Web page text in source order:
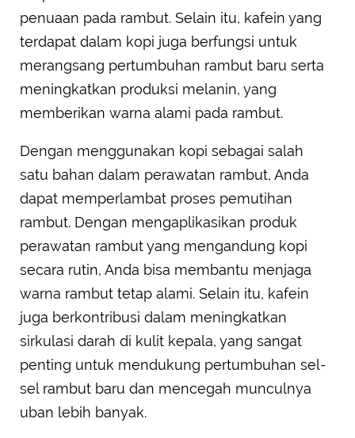
penuaan pada rambut. Selain itu, kafein yang
terdapat dalam kopi juga berfungsi untuk
merangsang pertumbuhan rambut baru serta
meningkatkan produksi melanin, yang
memberikan warna alami pada rambut.
Dengan menggunakan kopi sebagai salah
satu bahan dalam perawatan rambut, Anda
dapat memperlambat proses pemutihan
rambut. Dengan mengaplikasikan produk
perawatan rambut yang mengandung kopi
secara rutin, Anda bisa membantu menjaga
warna rambut tetap alami. Selain itu, kafein
juga berkontribusi dalam meningkatkan
sirkulasi darah di kulit kepala, yang sangat
penting untuk mendukung pertumbuhan sel-
sel rambut baru dan mencegah munculnya
uban lebih banyak.